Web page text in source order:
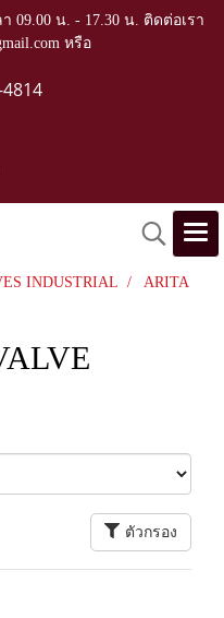
09.00 น. - 17.30 น. ติดต่อเรา
หรือ
INDUSTRIAL
ARITA
ตัวกรอง